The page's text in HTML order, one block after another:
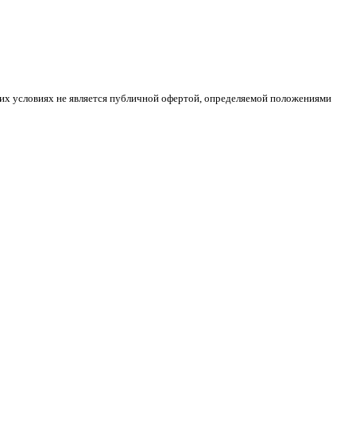
условиях не является публичной офертой, определяемой положениями